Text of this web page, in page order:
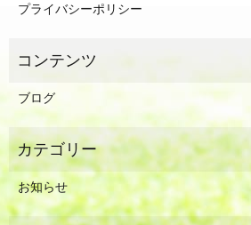
プライバシーポリシー
ブログ
お知らせ